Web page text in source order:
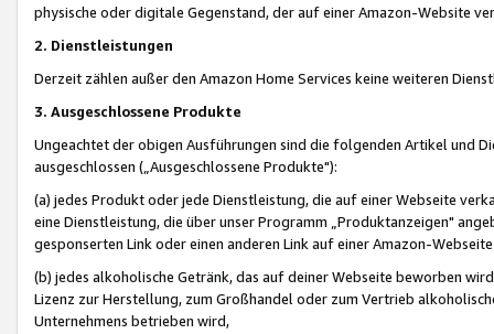
physische oder digitale Gegenstand, der auf einer Amazon-Website
2. Dienstleistungen
Derzeit zählen außer den Amazon Home Services keine weiteren
3. Ausgeschlossene Produkte
Ungeachtet der obigen Ausführungen sind die folgenden Artikel und
ausgeschlossen („Ausgeschlossene Produkte"):
(a) jedes Produkt oder jede Dienstleistung, die auf einer Webseite
eine Dienstleistung, die über unser Programm „Produktanzeigen"
gesponserten Link oder einen anderen Link auf einer Amazon-
(b) jedes alkoholische Getränk, das auf deiner Webseite beworben
Lizenz zur Herstellung, zum Großhandel oder zum Vertrieb
Unternehmens betrieben wird,